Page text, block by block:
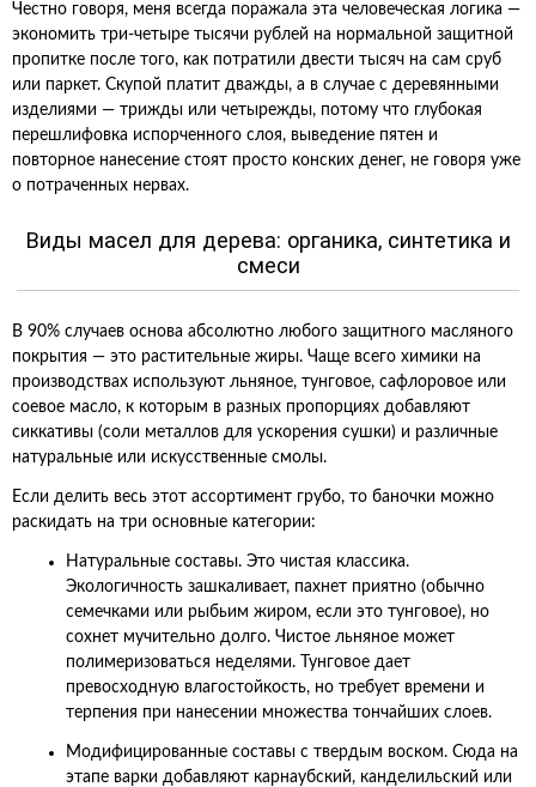
Честно говоря, меня всегда поражала эта человеческая логика —
экономить три-четыре тысячи рублей на нормальной защитной
пропитке после того, как потратили двести тысяч на сам сруб
или паркет. Скупой платит дважды, а в случае с деревянными
изделиями — трижды или четырежды, потому что глубокая
перешлифовка испорченного слоя, выведение пятен и
повторное нанесение стоят просто конских денег, не говоря уже
о потраченных нервах.
Виды масел для дерева: органика, синтетика и
смеси
В 90% случаев основа абсолютно любого защитного масляного
покрытия — это растительные жиры. Чаще всего химики на
производствах используют льняное, тунговое, сафлоровое или
соевое масло, к которым в разных пропорциях добавляют
сиккативы (соли металлов для ускорения сушки) и различные
натуральные или искусственные смолы.
Если делить весь этот ассортимент грубо, то баночки можно
раскидать на три основные категории:
Натуральные составы. Это чистая классика.
Экологичность зашкаливает, пахнет приятно (обычно
семечками или рыбьим жиром, если это тунговое), но
сохнет мучительно долго. Чистое льняное может
полимеризоваться неделями. Тунговое дает
превосходную влагостойкость, но требует времени и
терпения при нанесении множества тончайших слоев.
Модифицированные составы с твердым воском. Сюда на
этапе варки добавляют карнаубский, канделильский или